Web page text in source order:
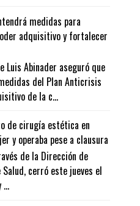
medidas para
adquisitivo y fortalecer
Luis Abinader aseguró que
del Plan Anticrisis
de la c...
de cirugía estética en
y operaba pese a clausura
de la Dirección de
cerró este jueves el